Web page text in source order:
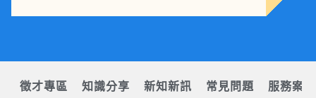
徵才專區 知識分享 新知新訊 常見問題 服務案例